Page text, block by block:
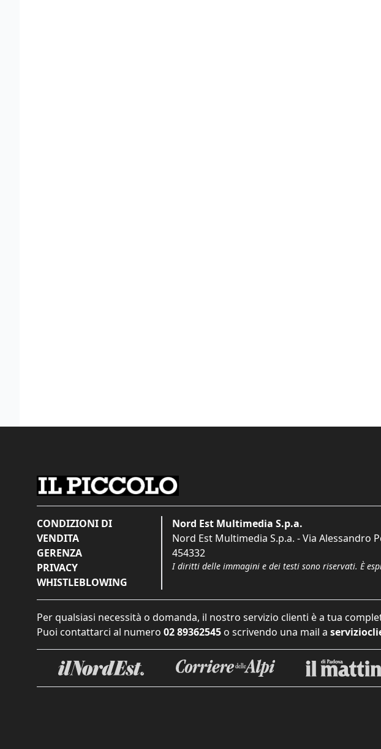
CONDIZIONI DI
VENDITA
GERENZA
PRIVACY
WHISTLEBLOWING
Nord Est Multimedia S.p.a.
Nord Est Multimedia S.p.a. - Via Alessandro
454332
I diritti delle immagini e dei testi sono riservati. È
Per qualsiasi necessità o domanda, il nostro servizio clienti è a tua
Puoi contattarci al numero 02 89362545 o scrivendo una mail a